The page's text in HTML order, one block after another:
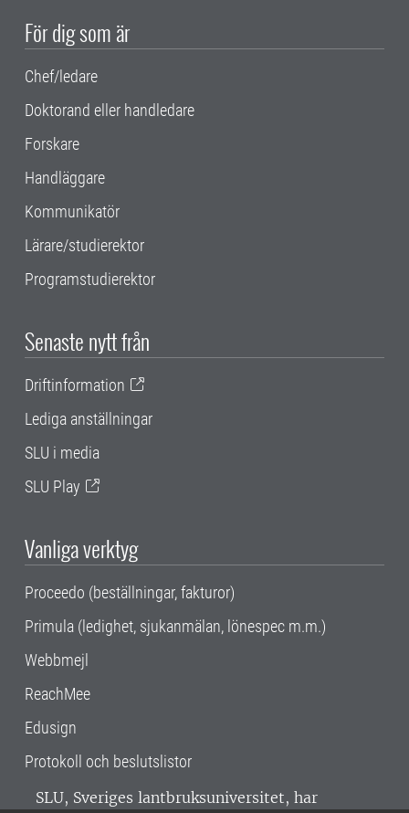
För dig som är
Chef/ledare
Doktorand eller handledare
Forskare
Handläggare
Kommunikatör
Lärare/studierektor
Programstudierektor
Senaste nytt från
Driftinformation
Lediga anställningar
SLU i media
SLU Play
Vanliga verktyg
Proceedo (beställningar, fakturor)
Primula (ledighet, sjukanmälan, lönespec m.m.)
Webbmejl
ReachMee
Edusign
Protokoll och beslutslistor
SLU, Sveriges lantbruksuniversitet, har